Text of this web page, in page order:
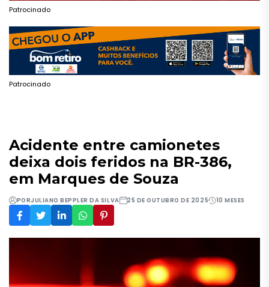
Patrocinado
Patrocinado
Acidente entre camionetes
deixa dois feridos na BR-386,
em Marques de Souza
PORJULIANO BEPPLER DA SILVA 25 DE OUTUBRO DE 2025 10 MESES